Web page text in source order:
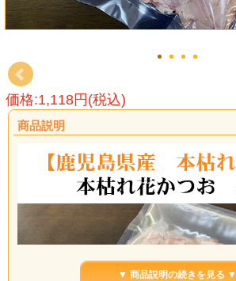
価格:1,118円(税込)
商品説明
▼ 商品説明の続きを見る ▼